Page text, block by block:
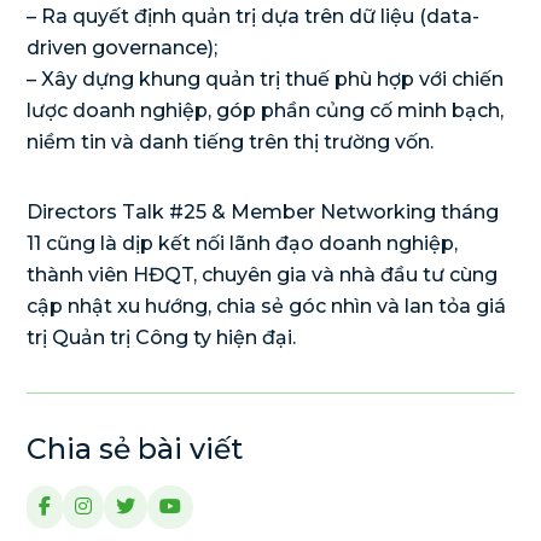
– Ra quyết định quản trị dựa trên dữ liệu (data-
driven governance);
– Xây dựng khung quản trị thuế phù hợp với chiến
lược doanh nghiệp, góp phần củng cố minh bạch,
niềm tin và danh tiếng trên thị trường vốn.
Directors Talk #25 & Member Networking tháng
11 cũng là dịp kết nối lãnh đạo doanh nghiệp,
thành viên HĐQT, chuyên gia và nhà đầu tư cùng
cập nhật xu hướng, chia sẻ góc nhìn và lan tỏa giá
trị Quản trị Công ty hiện đại.
Chia sẻ bài viết